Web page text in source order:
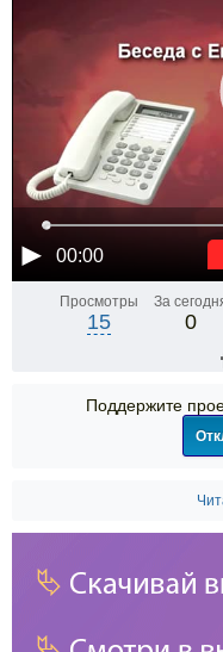
00:00
Просмотры
15
За
0
Поддержите